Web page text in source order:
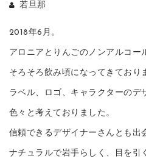
若旦那
2018年6月。
アロニアとりんごのノンアルコー
そろそろ飲み頃になってきており
ラベル、ロゴ、キャラクターのデ
色々と考えておりました。
信頼できるデザイナーさんとも出
ナチュラルで岩手らしく、目を引